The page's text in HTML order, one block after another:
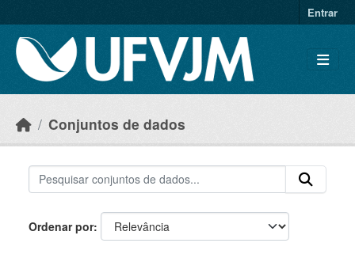
Entrar
Conjuntos de dados
Ordenar por